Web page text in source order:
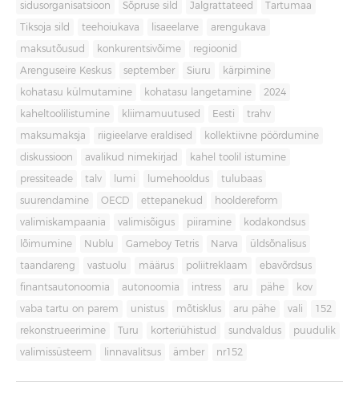
sidusorganisatsioon Sõpruse sild Jalgrattateed Tartumaa
Tiksoja sild teehoiukava lisaeelarve arengukava
maksutõusud konkurentsivõime regioonid
Arenguseire Keskus september Siuru kärpimine
kohatasu külmutamine kohatasu langetamine 2024
kaheltoolilistumine kliimamuutused Eesti trahv
maksumaksja riigieelarve eraldised kollektiivne pöördumine
diskussioon avalikud nimekirjad kahel toolil istumine
pressiteade talv lumi lumehooldus tulubaas
suurendamine OECD ettepanekud hooldereform
valimiskampaania valimisõigus piiramine kodakondsus
lõimumine Nublu Gameboy Tetris Narva üldsõnalisus
taandareng vastuolu määrus poliitreklaam ebavõrdsus
finantsautonoomia autonoomia intress aru pähe kov
vaba tartu on parem unistus mõtisklus aru pähe vali 152
rekonstrueerimine Turu korteriühistud sundvaldus puudulik
valimissüsteem linnavalitsus ämber nr152